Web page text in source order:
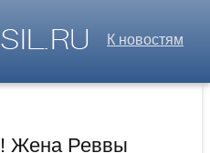
К новостям
Жена Реввы